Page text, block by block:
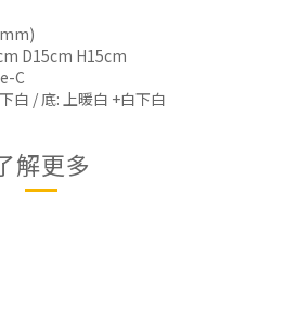
D15cm H15cm
C
白 / 底: 上暖白 +白下白
解更多